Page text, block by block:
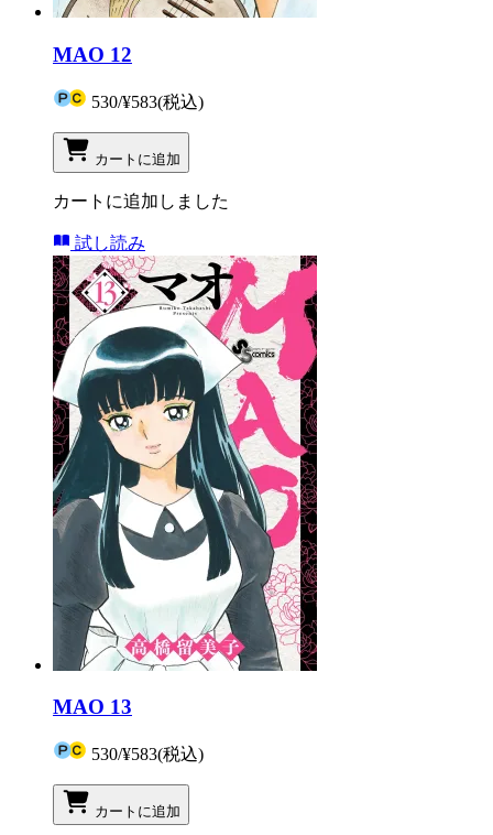
MAO 12
530/¥583(税込)
カートに追加
カートに追加しました
試し読み
MAO 13
530/¥583(税込)
カートに追加